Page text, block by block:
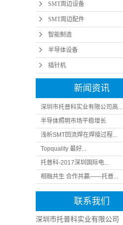
SMT周边设备
SMT周边配件
智能制造
半导体设备
插针机
新闻资讯
深圳市托普科实业有限公司高...
半导体照明市场平稳增长
浅析SMT回流焊在焊接过程...
Topquality 最好...
托普科-2017深圳国际电...
相融共生 合作共赢——托普...
联系我们
深圳市托普科实业有限公司